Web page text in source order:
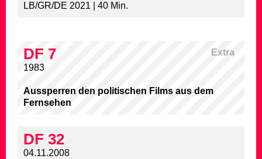
LB/GR/DE 2021 | 40 Min.
Extra
DF 7
1983
Aussperren den politischen Films aus dem
Fernsehen
DF 32
04.11.2008